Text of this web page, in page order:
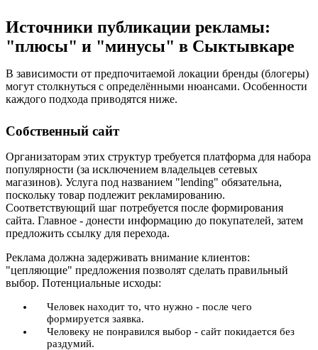
Источники публикации рекламы:
"плюсы" и "минусы" в Сыктывкаре
В зависимости от предпочитаемой локации бренды (блогеры)
могут столкнуться с определёнными нюансами. Особенности
каждого подхода приводятся ниже.
Собственный сайт
Организаторам этих структур требуется платформа для набора
популярности (за исключением владельцев сетевых
магазинов). Услуга под названием "lending" обязательна,
поскольку товар подлежит рекламированию.
Соответствующий шаг потребуется после формирования
сайта. Главное - донести информацию до покупателей, затем
предложить ссылку для перехода.
Реклама должна задерживать внимание клиентов:
"цепляющие" предложения позволят сделать правильный
выбор. Потенциальные исходы:
Человек находит то, что нужно - после чего
формируется заявка.
Человеку не понравился выбор - сайт покидается без
раздумий.